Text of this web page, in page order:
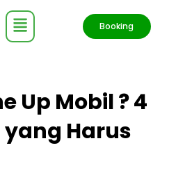
Booking
Up Mobil ? 4
Harus